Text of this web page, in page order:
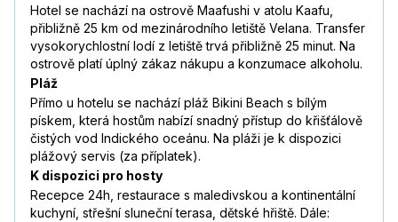
Hotel se nachází na ostrově Maafushi v atolu Kaafu,
přibližně 25 km od mezinárodního letiště Velana. Transfer
vysokorychlostní lodí z letiště trvá přibližně 25 minut. Na
ostrově platí úplný zákaz nákupu a konzumace alkoholu.
Pláž
Přímo u hotelu se nachází pláž Bikini Beach s bílým
pískem, která hostům nabízí snadný přístup do křišťálově
čistých vod Indického oceánu. Na pláži je k dispozici
plážový servis (za příplatek).
K dispozici pro hosty
Recepce 24h, restaurace s maledivskou a kontinentální
kuchyní, střešní sluneční terasa, dětské hřiště. Dále: